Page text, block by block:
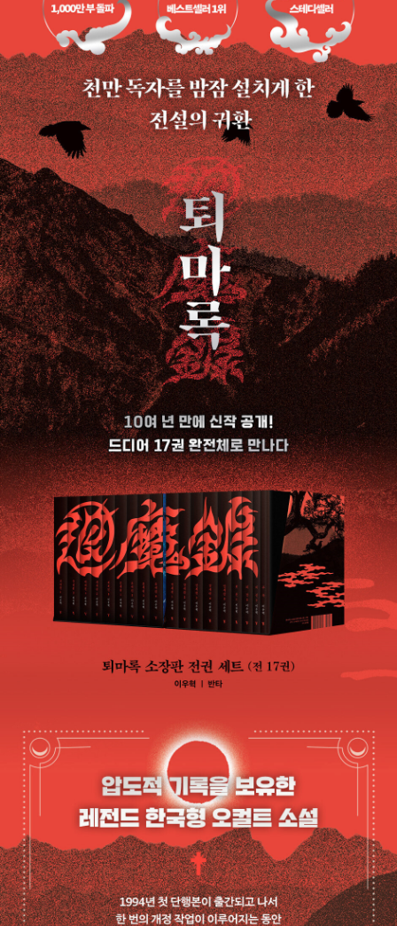
1,000만 부를 돌파하며 한국 장르문학 시장에 전무후무한 기록을 세
웠다. 『퇴마록』은 웹툰, 영화 등으로도 제작되었으며 2025년에는 애
니메이션으로도 개봉되어 다시금 큰 사랑을 받았다. 명실상부 한국
장르문학의 일인자로 자리매김해 온 작가는 『퇴마록』 외에도 『파이
로매니악』 『왜란 종결자』 『치우천왕기』 『바이퍼케이션』 등 수많은
작품을 세상에 내놓았으며, 집필 활동 외에도 TV 애니메이션 〈부루
와 숲속 친구들〉, 〈로보텍스〉의 기획과 극본, 제26회 부천국제애니메
이션페스티벌(BIAF) 국제경쟁 심사위원, 애니메이션 〈퇴마록〉의 크
리에이터를 맡는 등 다양한 활동을 해오고 있다.